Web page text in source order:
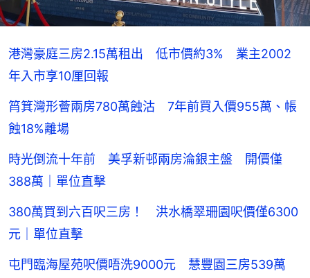
港灣豪庭三房2.15萬租出 低市價約3% 業主2002
年入市享10厘回報
筲箕灣形薈兩房780萬蝕沽 7年前買入價955萬、帳
蝕18%離場
時光倒流十年前 美孚新邨兩房淪銀主盤 開價僅
388萬｜單位直擊
380萬買到六百呎三房！ 洪水橋翠珊園呎價僅6300
元｜單位直擊
屯門臨海屋苑呎價唔洗9000元 慧豐園三房539萬